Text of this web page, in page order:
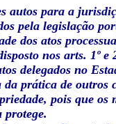
autos para a
pela legislação
dos atos
nos arts. 1º e
delegados no
da prática de
pois que